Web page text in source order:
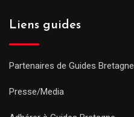
Liens guides
Partenaires de Guides Bretagne
Presse/Media